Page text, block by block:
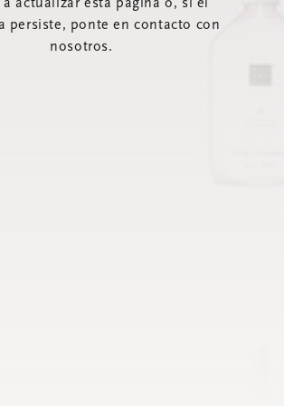
a actualizar esta página o, si el
persiste, ponte en contacto con
nosotros.